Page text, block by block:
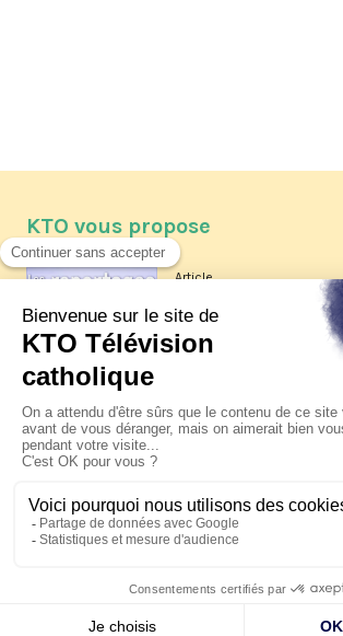
KTO vous propose
Article
Les reportages d'été
La visite pastorale du
XIV à Assise à suivre
jeudi 6 août
Le pape en Uruguay,
Pérou du 6 au 17